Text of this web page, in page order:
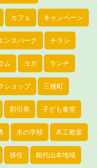
カフェ キャンペーン
ンスパーク チラシ
ム ヨガ ランチ
ショップ 三種町
割引券 子ども食堂
木の学校 木工教室
移住 能代山本地域